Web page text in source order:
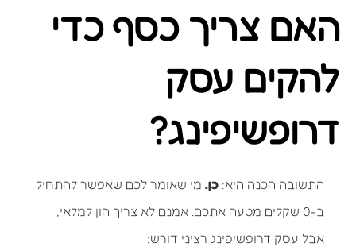
האם צריך כסף כדי
להקים עסק
דרופשיפינג?
התשובה הכנה היא: כן. מי שאומר לכם שאפשר להתחיל
ב-0 שקלים מטעה אתכם. אמנם לא צריך הון למלאי,
אבל עסק דרופשיפינג רציני דורש: